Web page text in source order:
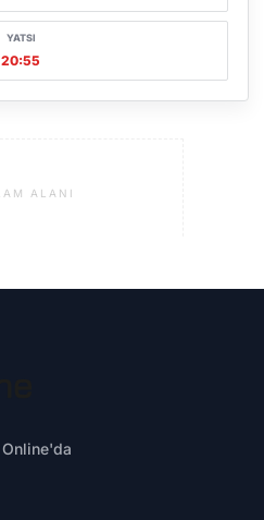
YATSI
20:55
ALANI